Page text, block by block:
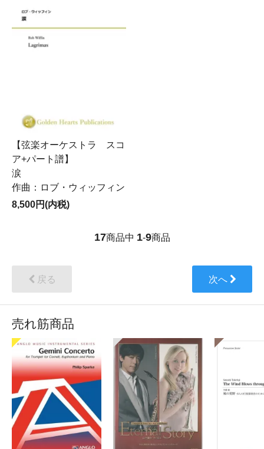
【弦楽オーケストラ スコ
ア+パート譜】
涙
作曲：ロブ・ウィッフィン
8,500円(内税)
17商品中 1-9商品
戻る 次へ
売れ筋商品